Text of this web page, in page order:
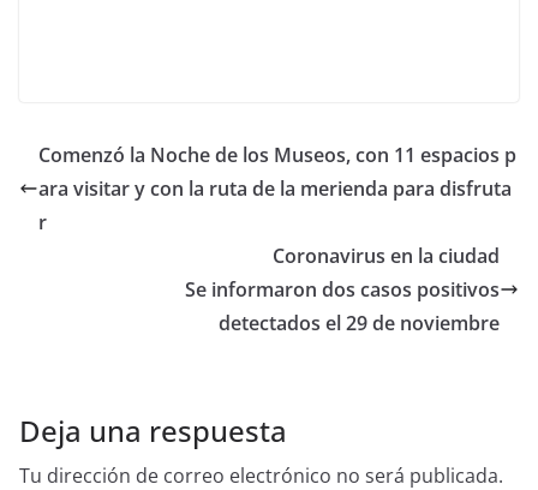
Comenzó la Noche de los Museos, con 11 espacios p
ara visitar y con la ruta de la merienda para disfruta
r
Coronavirus en la ciudad
Se informaron dos casos positivos
detectados el 29 de noviembre
Deja una respuesta
Tu dirección de correo electrónico no será publicada.